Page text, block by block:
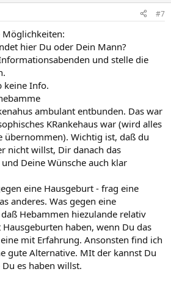
#7
hier Du oder Dein Mann?
und stelle die
keine Info.
ambulant entbunden. Das war
KRankehaus war (wird alles
übernommen). Wichtig ist, daß du
nicht willst, Dir danach das
Deine Wünsche auch klar
eine Hausgeburt - frag eine
anderes. Was gegen eine
Hebammen hiezulande relativ
haben, wenn Du das
mit Erfahrung. Ansonsten find ich
gute Alternative. MIt der kannst Du
es haben willst.